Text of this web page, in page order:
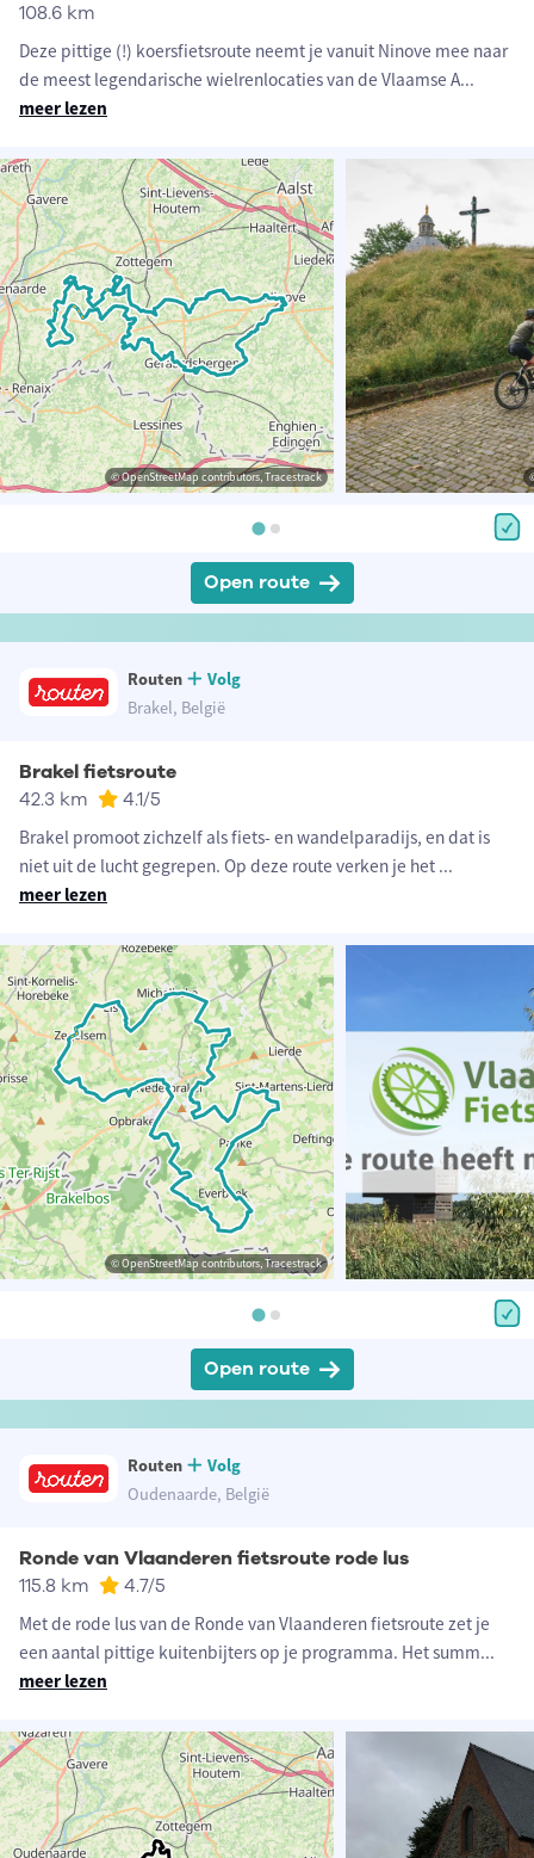
108.6 km
Deze pittige (!) koersfietsroute neemt je vanuit Ninove mee naar
de meest legendarische wielrenlocaties van de Vlaamse A...
meer lezen
© OpenStreetMap contributors, Tracestrack
Open route
Routen
Volg
Brakel, België
Brakel fietsroute
42.3 km 4.1/5
Brakel promoot zichzelf als fiets- en wandelparadijs, en dat is
niet uit de lucht gegrepen. Op deze route verken je het ...
meer lezen
© OpenStreetMap contributors, Tracestrack
Open route
Routen
Volg
Oudenaarde, België
Ronde van Vlaanderen fietsroute rode lus
115.8 km 4.7/5
Met de rode lus van de Ronde van Vlaanderen fietsroute zet je
een aantal pittige kuitenbijters op je programma. Het summ...
meer lezen